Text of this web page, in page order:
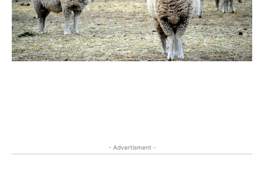
- Advertisment -